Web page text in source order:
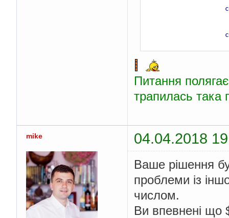
курсом"<span>:(</
1 до 100.</h2>' ;
?>
Питання
трапилась така
mike 04.04.2018
Ваше рішення
проблеми із
числом.
Ви впевнені що